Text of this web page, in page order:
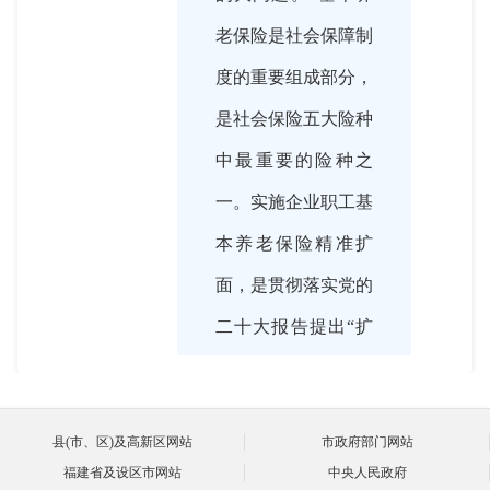
老保险是社会保障制
度的重要组成部分，
是社会保险五大险种
中最重要的险种之
一。实施企业职工基
本养老保险精准扩
面，是贯彻落实党的
二十大报告提出“扩
面”目标要求的重要
举措。今天我们邀请
县(市、区)及高新区网站
市政府部门网站
福建省及设区市网站
中央人民政府